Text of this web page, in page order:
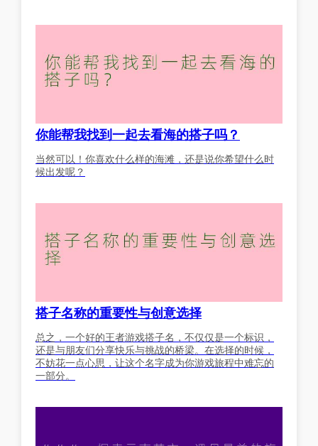
你能帮我找到一起去看海的搭子吗？
当然可以！你喜欢什么样的海滩，还是说你希望什么时
候出发呢？
搭子名称的重要性与创意选择
总之，一个好的王者游戏搭子名，不仅仅是一个标识，
还是与朋友们分享快乐与挑战的桥梁。在选择的时候，
不妨花一点心思，让这个名字成为你游戏旅程中难忘的
一部分。